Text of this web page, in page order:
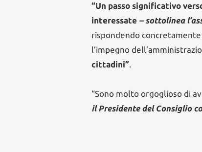
“Un passo significativo
interessate – sottolinea
rispondendo
l’impegno
cittadini”.
“Sono molto orgoglioso di
il Presidente del Consiglio